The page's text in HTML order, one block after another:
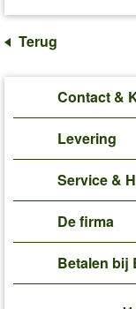
Terug
Contact &
Levering
Service &
De firma
Betalen bij